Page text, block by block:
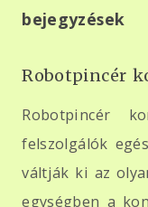
bejegyzések
Robotpincér
Robotpincér
felszolgálók
váltják ki az
egységben a